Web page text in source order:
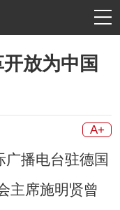
放为中国
A+
播电台驻德国
主席施明贤曾